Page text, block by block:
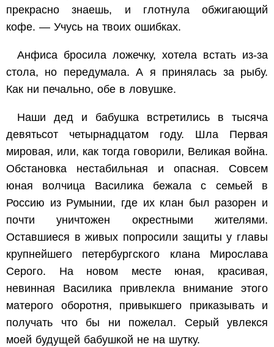
прекрасно знаешь, и глотнула обжигающий
кофе. — Учусь на твоих ошибках.
Анфиса бросила ложечку, хотела встать из-за
стола, но передумала. А я принялась за рыбу.
Как ни печально, обе в ловушке.
Наши дед и бабушка встретились в тысяча
девятьсот четырнадцатом году. Шла Первая
мировая, или, как тогда говорили, Великая война.
Обстановка нестабильная и опасная. Совсем
юная волчица Василика бежала с семьей в
Россию из Румынии, где их клан был разорен и
почти уничтожен окрестными жителями.
Оставшиеся в живых попросили защиты у главы
крупнейшего петербургского клана Мирослава
Серого. На новом месте юная, красивая,
невинная Василика привлекла внимание этого
матерого оборотня, привыкшего приказывать и
получать что бы ни пожелал. Серый увлекся
моей будущей бабушкой не на шутку.